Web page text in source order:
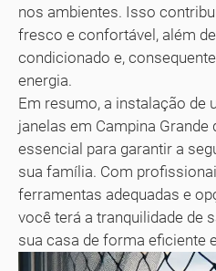
nos ambientes. Isso
fresco e confortável, além
condicionado e,
energia.
Em resumo, a instalação de
janelas em Campina Grande
essencial para garantir a
sua família. Com
ferramentas adequadas e
você terá a tranquilidade de
sua casa de forma eficiente